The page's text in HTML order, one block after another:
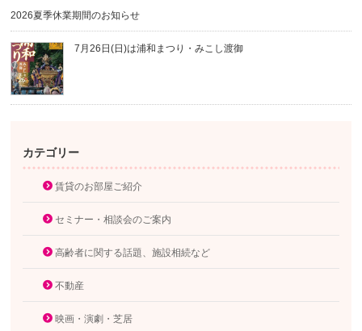
2026夏季休業期間のお知らせ
7月26日(日)は浦和まつり・みこし渡御
カテゴリー
賃貸のお部屋ご紹介
セミナー・相談会のご案内
高齢者に関する話題、施設相続など
不動産
映画・演劇・芝居